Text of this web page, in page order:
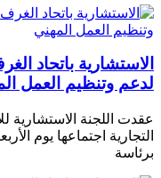
الاستشارية باتحاد
لدعم وتنظيم العمل
عقدت اللجنة الاستشارية
برئاسة